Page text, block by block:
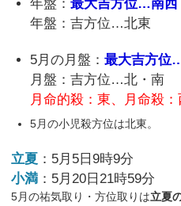
年盤：最大吉方位…南西
年盤：吉方位…北東
5月の月盤：最大吉方位
月盤：吉方位…北・南
月命的殺：東、月命殺：
5月の小児殺方位は北東。
立夏 ：5月5日9時9分
小満 ：5月20日21時59分
5月の祐気取り・方位取りは立夏